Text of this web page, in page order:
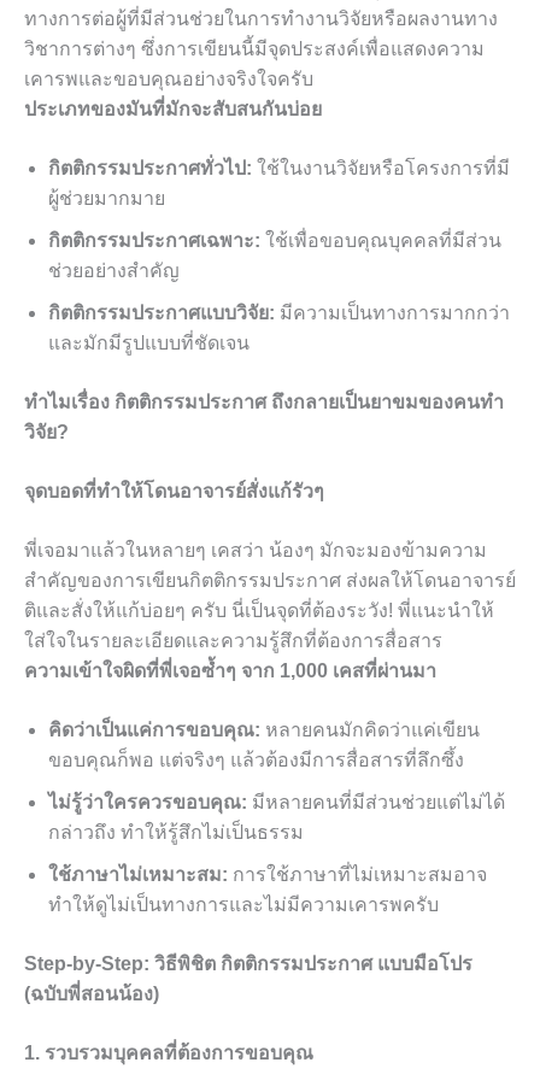
ทางการต่อผู้ที่มีส่วนช่วยในการทำงานวิจัยหรือผลงานทาง
วิชาการต่างๆ ซึ่งการเขียนนี้มีจุดประสงค์เพื่อแสดงความ
เคารพและขอบคุณอย่างจริงใจครับ
ประเภทของมันที่มักจะสับสนกันบ่อย
กิตติกรรมประกาศทั่วไป: ใช้ในงานวิจัยหรือโครงการที่มี
ผู้ช่วยมากมาย
กิตติกรรมประกาศเฉพาะ: ใช้เพื่อขอบคุณบุคคลที่มีส่วน
ช่วยอย่างสำคัญ
กิตติกรรมประกาศแบบวิจัย: มีความเป็นทางการมากกว่า
และมักมีรูปแบบที่ชัดเจน
ทำไมเรื่อง กิตติกรรมประกาศ ถึงกลายเป็นยาขมของคนทำ
วิจัย?
จุดบอดที่ทำให้โดนอาจารย์สั่งแก้รัวๆ
พี่เจอมาแล้วในหลายๆ เคสว่า น้องๆ มักจะมองข้ามความ
สำคัญของการเขียนกิตติกรรมประกาศ ส่งผลให้โดนอาจารย์
ติและสั่งให้แก้บ่อยๆ ครับ นี่เป็นจุดที่ต้องระวัง! พี่แนะนำให้
ใส่ใจในรายละเอียดและความรู้สึกที่ต้องการสื่อสาร
ความเข้าใจผิดที่พี่เจอซ้ำๆ จาก 1,000 เคสที่ผ่านมา
คิดว่าเป็นแค่การขอบคุณ: หลายคนมักคิดว่าแค่เขียน
ขอบคุณก็พอ แต่จริงๆ แล้วต้องมีการสื่อสารที่ลึกซึ้ง
ไม่รู้ว่าใครควรขอบคุณ: มีหลายคนที่มีส่วนช่วยแต่ไม่ได้
กล่าวถึง ทำให้รู้สึกไม่เป็นธรรม
ใช้ภาษาไม่เหมาะสม: การใช้ภาษาที่ไม่เหมาะสมอาจ
ทำให้ดูไม่เป็นทางการและไม่มีความเคารพครับ
Step-by-Step: วิธีพิชิต กิตติกรรมประกาศ แบบมือโปร
(ฉบับพี่สอนน้อง)
1. รวบรวมบุคคลที่ต้องการขอบคุณ